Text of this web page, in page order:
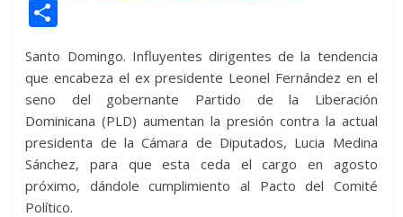
er s
A
p
p
di
t
b
o
o
k
e
n
g
er
p
e
gr
a
m
a
g
e
m
p
ar
ti
r
Santo Domingo. Influyentes dirigentes de la tendencia
que encabeza el ex presidente Leonel Fernández en el
seno del gobernante Partido de la Liberación
Dominicana (PLD) aumentan la presión contra la actual
presidenta de la Cámara de Diputados, Lucia Medina
Sánchez, para que esta ceda el cargo en agosto
próximo, dándole cumplimiento al Pacto del Comité
Político.